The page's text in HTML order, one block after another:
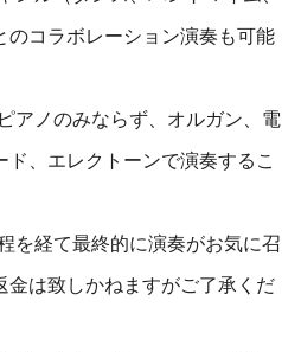
のコラボレーション演奏も可能
アノのみならず、オルガン、電
ド、エレクトーンで演奏するこ
を経て最終的に演奏がお気に召
金は致しかねますがご了承くだ